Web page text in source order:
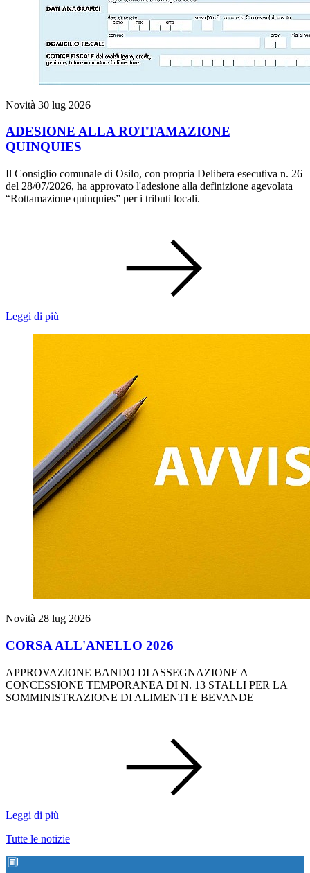
Novità 30 lug 2026
ADESIONE ALLA ROTTAMAZIONE
QUINQUIES
Il Consiglio comunale di Osilo, con propria Delibera esecutiva n. 26
del 28/07/2026, ha approvato l'adesione alla definizione agevolata
“Rottamazione quinquies” per i tributi locali.
Leggi di più
Novità 28 lug 2026
CORSA ALL'ANELLO 2026
APPROVAZIONE BANDO DI ASSEGNAZIONE A
CONCESSIONE TEMPORANEA DI N. 13 STALLI PER LA
SOMMINISTRAZIONE DI ALIMENTI E BEVANDE
Leggi di più
Tutte le notizie